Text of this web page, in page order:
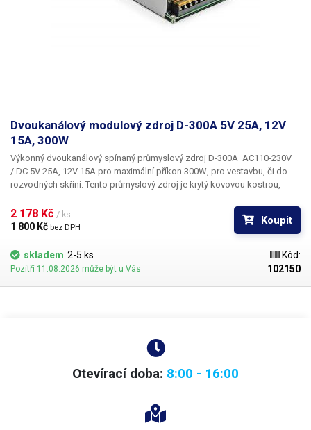
Dvoukanálový modulový zdroj D-300A 5V 25A, 12V
15A, 300W
Výkonný dvoukanálový spínaný průmyslový zdroj D-300A AC110-230V
/ DC 5V 25A, 12V 15A pro maximální příkon 300W, pro vestavbu, či do
rozvodných skříní. Tento průmyslový zdroj je krytý kovovou kostrou,
vstupního síťového napětí, zemnícího vodiče a tří párů výstupních vodičů
stejnosměrného napětí - 12V (15A) a dva spojené páry 5V (celkem 25A).
Zdroj disponuje ochranou proti zkratu a ochranou před přetížením.
Průmyslový zdroj D-300A má aktivní chladič umístěný na horní části šasi.
Ten je v provozu od spuštění zdroje. Celková hlučnost ventilátoru je
trimr, díky kterému lze upravit výstupní napětí zdroje obou kanálů
Vždy počítejte s dostatečnou rezervou ve výkonu (20-25%), zdroj není
vhodné dlouhodobě provozovat na hranici výkonových možností. Více
průmyslových zdrojů jiných parametrů najdete v naší nabídce. Zdroj lze
2 178 Kč / ks
1 800 Kč bez DPH
Koupit
skladem 2-5 ks
Pozítří 11.08.2026 může být u Vás
Kód:
102150
Otevírací doba: 8:00 - 16:00